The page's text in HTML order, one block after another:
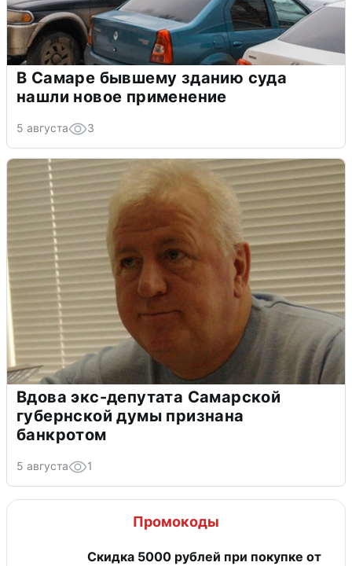
В Самаре бывшему зданию суда
нашли новое применение
5 августа 3
Вдова экс-депутата Самарской
губернской думы признана
банкротом
5 августа 1
Промокоды
Скидка 5000 рублей при покупке от